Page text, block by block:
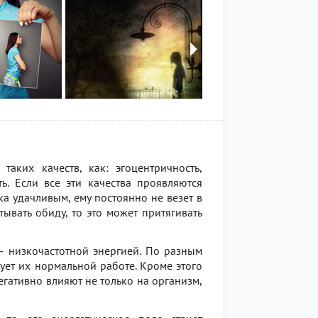
качеств, как: эгоцентричность,
Если все эти качества проявляются
удачливым, ему постоянно не везет в
обиду, то это может притягивать
энергией. По разным
их нормальной работе. Кроме этого
влияют не только на организм,